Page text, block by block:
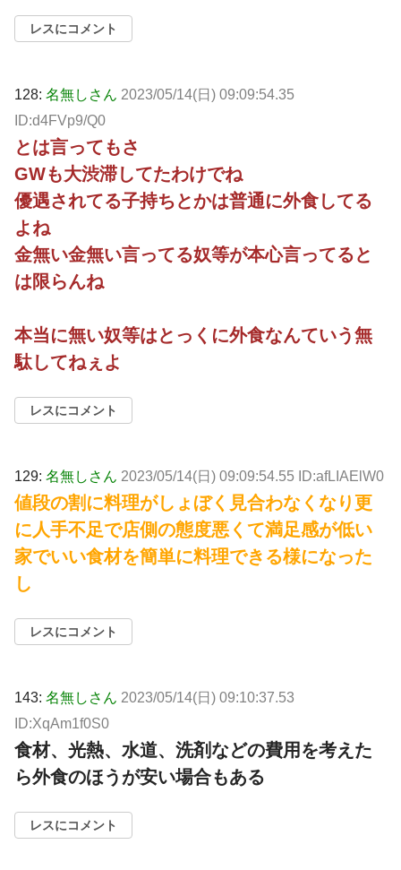
レスにコメント
128: 名無しさん 2023/05/14(日) 09:09:54.35
ID:d4FVp9/Q0
とは言ってもさ
GWも大渋滞してたわけでね
優遇されてる子持ちとかは普通に外食してる
よね
金無い金無い言ってる奴等が本心言ってると
は限らんね
本当に無い奴等はとっくに外食なんていう無
駄してねぇよ
レスにコメント
129: 名無しさん 2023/05/14(日) 09:09:54.55 ID:afLIAElW0
値段の割に料理がしょぼく見合わなくなり更
に人手不足で店側の態度悪くて満足感が低い
家でいい食材を簡単に料理できる様になった
し
レスにコメント
143: 名無しさん 2023/05/14(日) 09:10:37.53
ID:XqAm1f0S0
食材、光熱、水道、洗剤などの費用を考えた
ら外食のほうが安い場合もある
レスにコメント